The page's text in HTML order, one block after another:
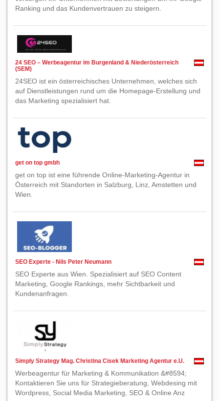
Ranking und das Kundenvertrauen zu steigern.
24 SEO – Werbeagentur im Burgenland & Niederösterreich
(SEM)
24SEO ist ein österreichisches Unternehmen, welches sich
auf Dienstleistungen rund um die Homepage-Erstellung und
das Marketing spezialisiert hat.
get on top gmbh
get on top ist eine führende Online-Marketing-Agentur in
Österreich mit Standorten in Salzburg, Linz, Amstetten und
Wien.
SEO Experte - Nils Peter Neumann
SEO Experte aus Wien. Spezialisiert auf SEO Content
Marketing, Google Rankings, mehr Sichtbarkeit und
Kundenanfragen.
Simply Strategy Mag. Christina Cisek Marketing Agentur e.U.
Werbeagentur für Marketing & Kommunikation &#8594;
Kontaktieren Sie uns für Strategieberatung, Webdesing mit
Wordpress, Social Media Marketing, SEO & Online Anz